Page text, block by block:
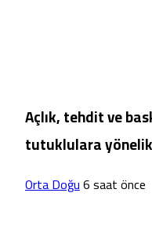
Açlık, tehdit ve
tutuklulara
Orta Doğu6 saat önce